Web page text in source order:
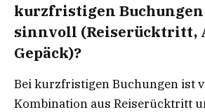
kurzfristigen Buchungen
sinnvoll (Reiserücktritt,
Gepäck)?
Bei kurzfristigen Buchungen ist
Kombination aus Reiserücktritt